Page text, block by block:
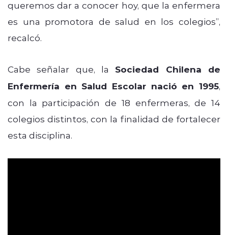
queremos dar a conocer hoy, que la enfermera
es una promotora de salud en los colegios”,
recalcó.
Cabe señalar que, la Sociedad Chilena de
Enfermería en Salud Escolar nació en 1995,
con la participación de 18 enfermeras, de 14
colegios distintos, con la finalidad de fortalecer
esta disciplina.